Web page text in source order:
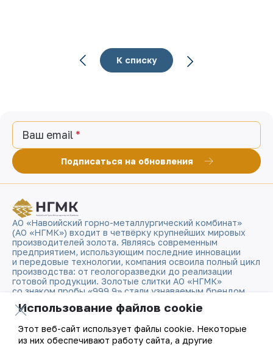
К списку
Ваш email
Подписаться на обновления
АО «Навоийский горно-металлургический комбинат»
(АО «НГМК») входит в четвёрку крупнейших мировых
производителей золота. Являясь современным
предприятием, использующим последние инновации
и передовые технологии, компания освоила полный цикл
производства: от геологоразведки до реализации
готовой продукции. Золотые слитки АО «НГМК»
со знаком пробы «999,9» стали узнаваемым брендом
Узбекистана на мировых биржах цветных металлов.
О компании Контакты
Использование файлов cookie
Этот веб-сайт использует файлы cookie. Некоторые
из них обеспечивают работу сайта, а другие